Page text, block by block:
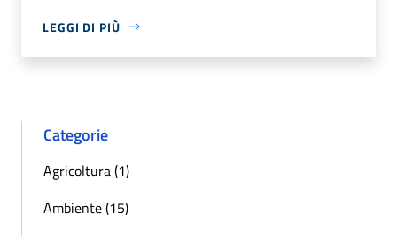
LEGGI DI PIÙ
Categorie
Agricoltura (1)
Ambiente (15)